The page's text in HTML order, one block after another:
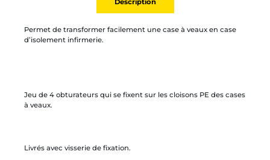
Description
Permet de transformer facilement une case à veaux en case
d’isolement infirmerie.
Jeu de 4 obturateurs qui se fixent sur les cloisons PE des cases
à veaux.
Livrés avec visserie de fixation.